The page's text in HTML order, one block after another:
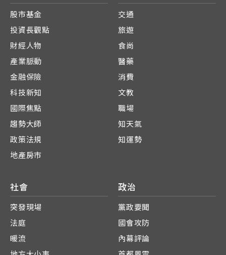
股市基金
投資長觀點
財經人物
產業脈動
金融保險
科技新知
國際焦點
趨勢大師
政策法規
地產房市
交通
旅遊
食尚
醫藥
消費
文教
職場
知天氣
知運勢
社會
突發現場
法庭
暖流
政治
黨政要聞
國會攻防
內幕評論